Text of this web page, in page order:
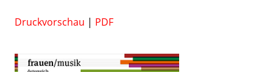
Druckvorschau | PDF